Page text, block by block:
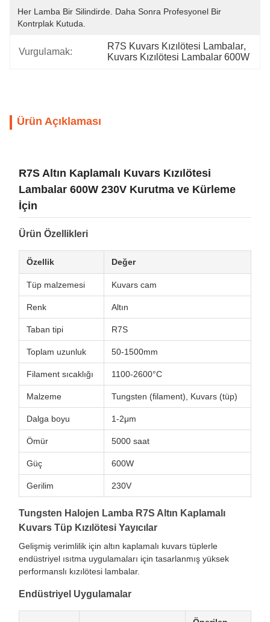
Her Lamba Bir Silindirde. Daha Sonra Profesyonel Bir
Kontrplak Kutuda.
Vurgulamak:
R7S Kuvars Kızılötesi Lambalar,
Kuvars Kızılötesi Lambalar 600W
Ürün Açıklaması
R7S Altın Kaplamalı Kuvars Kızılötesi
Lambalar 600W 230V Kurutma ve Kürleme
İçin
Ürün Özellikleri
Özellik Değer
Tüp malzemesi Kuvars cam
Renk Altın
Taban tipi R7S
Toplam uzunluk 50-1500mm
Filament sıcaklığı 1100-2600°C
Malzeme Tungsten (filament), Kuvars (tüp)
Dalga boyu 1-2μm
Ömür 5000 saat
Güç 600W
Gerilim 230V
Tungsten Halojen Lamba R7S Altın Kaplamalı
Kuvars Tüp Kızılötesi Yayıcılar
Gelişmiş verimlilik için altın kaplamalı kuvars tüplerle
endüstriyel ısıtma uygulamaları için tasarlanmış yüksek
performanslı kızılötesi lambalar.
Endüstriyel Uygulamalar